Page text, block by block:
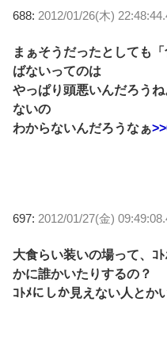
688: 2012/01/26(木)
まぁそうだったとしても
ばないってのは
やっぱり頭悪いんだろう
ないの
わからないんだろうなぁ
697: 2012/01/27(金)
大食らい装いの場って、ｺﾄ
かに誰かいたりするの？
ｺﾄﾒにしか見えない人とか